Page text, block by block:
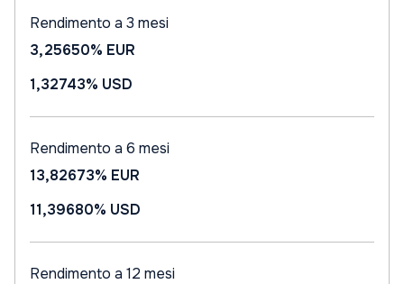
Rendimento a 3 mesi
3,25650% EUR
1,32743% USD
Rendimento a 6 mesi
13,82673% EUR
11,39680% USD
Rendimento a 12 mesi